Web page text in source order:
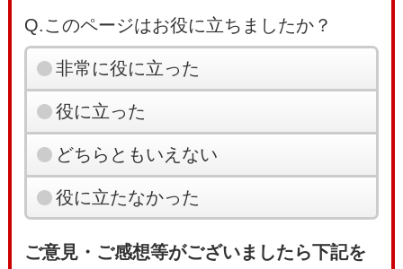
Q.このページはお役に立ちましたか？
非常に役に立った
役に立った
どちらともいえない
役に立たなかった
ご意見・ご感想等がございましたら下記を